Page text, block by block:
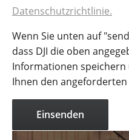
Datenschutzrichtlinie.
Wenn Sie unten auf
dass DJI die oben
Informationen
Ihnen den